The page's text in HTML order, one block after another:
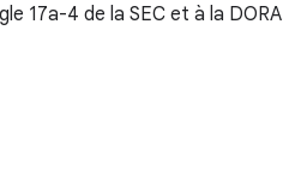
17a-4 de la SEC et à la